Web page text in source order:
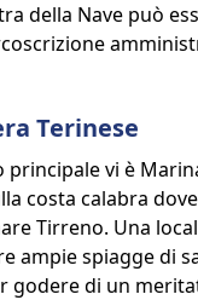
della Nave può
Terinese
principale vi è
costa calabra
Tirreno. Una
ampie spiagge di
godere di un